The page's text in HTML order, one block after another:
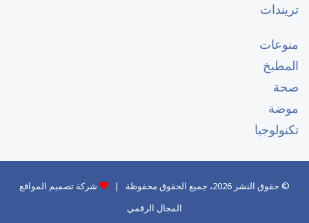
تريندات
منوعات
المطبخ
صحة
موضة
تكنولوجيا
© حقوق النشر 2026، جميع الحقوق محفوظة |
شركة تصميم المواقع
المجال الرقمي